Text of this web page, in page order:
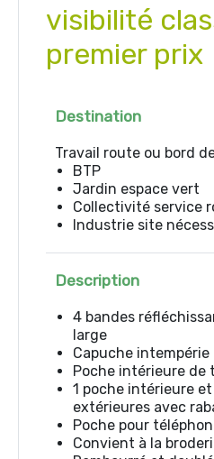
visibilité
premier prix
Destination
Travail route ou bord
BTP
Jardin espace vert
Collectivité service
Industrie site
Description
4 bandes
large
Capuche intempérie
Poche intérieure de
1 poche intérieure
extérieures avec
Poche pour
Convient à la